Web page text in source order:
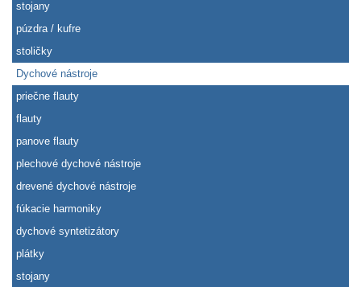
stojany
púzdra / kufre
stoličky
Dychové nástroje
priečne flauty
flauty
panove flauty
plechové dychové nástroje
drevené dychové nástroje
fúkacie harmoniky
dychové syntetizátory
plátky
stojany